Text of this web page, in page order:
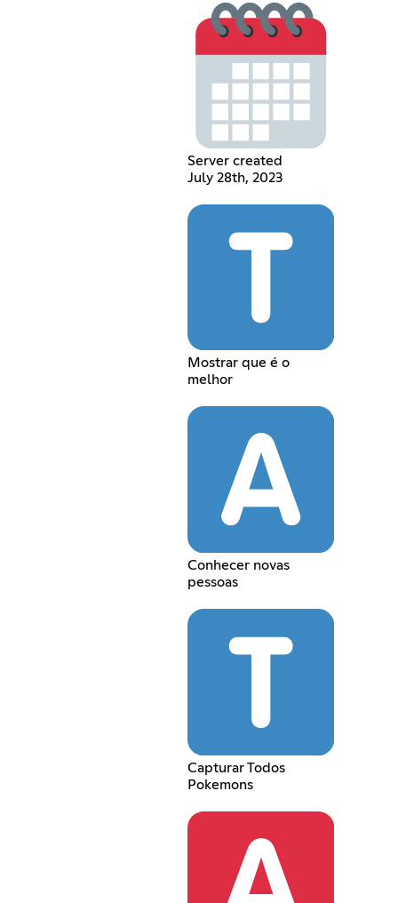
Server created
July 28th, 2023
Mostrar que é o
melhor
Conhecer novas
pessoas
Capturar Todos
Pokemons